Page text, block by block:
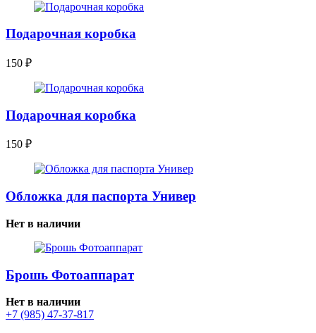
Подарочная коробка
150 ₽
Подарочная коробка
150 ₽
Обложка для паспорта Универ
Нет в наличии
Брошь Фотоаппарат
Нет в наличии
+7 (985) 47-37-817